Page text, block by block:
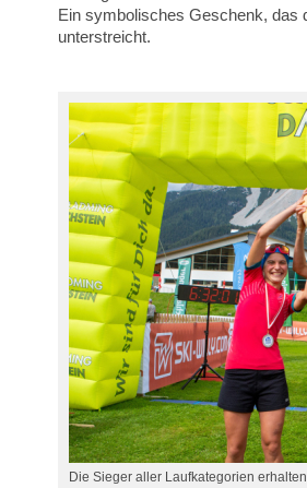
Ein symbolisches Geschenk, das
unterstreicht.
Die Sieger aller Laufkategorien